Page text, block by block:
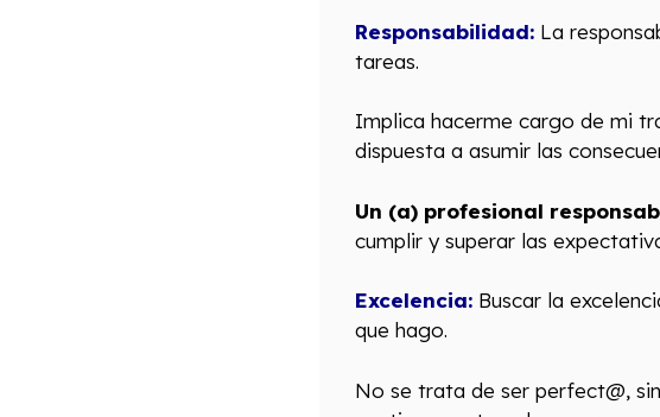
Responsabilidad:La
tareas.
Implica hacerme cargo de mi
dispuesta a asumir las
Un (a) profesional
cumplir y superar las
Excelencia:Buscar la
que hago.
No se trata de ser perfect@,